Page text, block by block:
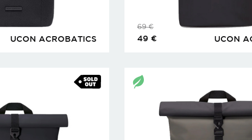
UCON ACROBATICS UCON
69€
49 €